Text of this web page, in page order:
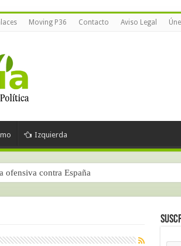
Moving P36 Contacto Aviso Legal
Izquierda
ofensiva contra España